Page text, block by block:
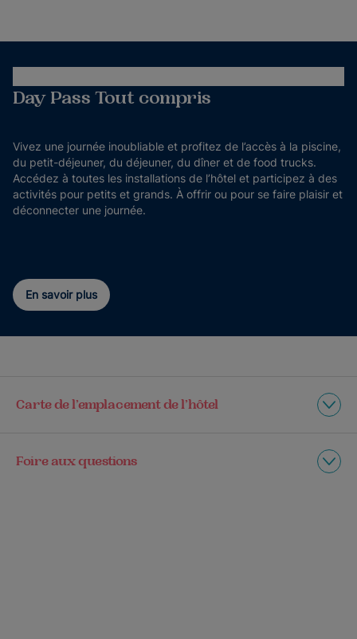
Day Pass Tout compris
Vivez une journée inoubliable et profitez de l’accès à la piscine,
du petit-déjeuner, du déjeuner, du dîner et de food trucks.
Accédez à toutes les installations de l’hôtel et participez à des
activités pour petits et grands. À offrir ou pour se faire plaisir et
déconnecter une journée.
En savoir plus
Carte de l’emplacement de l’hôtel
Foire aux questions